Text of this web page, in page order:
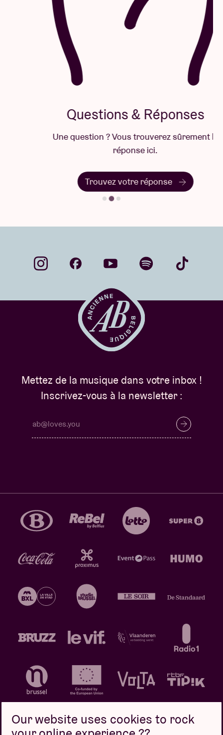
Questions & Réponses
Une question ? Vous trouverez sûrement la
réponse ici.
Trouvez votre réponse
Mettez de la musique dans votre inbox !
Inscrivez-vous à la newsletter :
Our website uses cookies to rock